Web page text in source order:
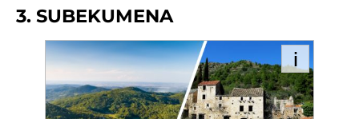
važnost obala te će se proučiti posljedice
kvizom na kraju lekcije provjerit će se
usvojenost ishoda.
3. SUBEKUMENA
3.1
Subekumena i čimbenici njezina
nastanka